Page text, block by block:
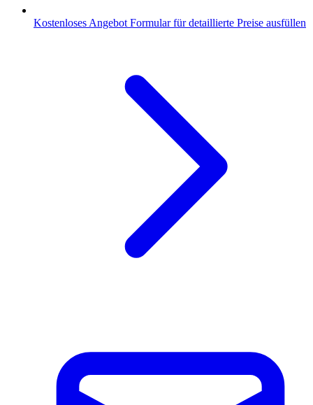
Kostenloses Angebot Formular für detaillierte Preise ausfüllen